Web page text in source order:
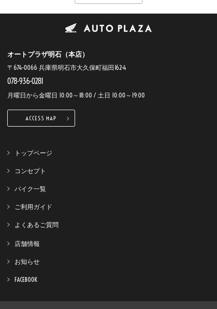
オートプラザ明石（本店）
〒674-0066 兵庫県明石市大久保町福田162-4
078-936-0281
月曜日から金曜日 10:00～18:00 / 土日 10:00～19:00
ACCESS MAP
トップページ
コンセプト
バイク一覧
ご利用ガイド
よくあるご質問
店舗情報
お知らせ
FACEBOOK